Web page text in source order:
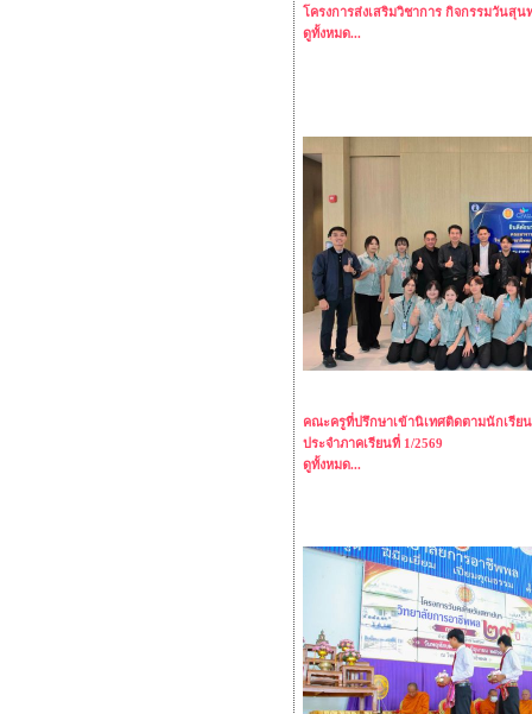
โครงการส่งเสริมวิชาการ กิจกรรมวันสุ
ดูทั้งหมด...
คณะครูที่ปรึกษาเข้านิเทศติดตามนักเรี
ประจำภาคเรียนที่ 1/2569
ดูทั้งหมด...